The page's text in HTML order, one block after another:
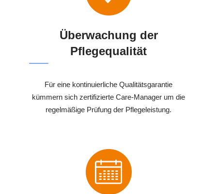
Überwachung der
Pflegequalität
Für eine kontinuierliche Qualitätsgarantie
kümmern sich zertifizierte Care-Manager um die
regelmäßige Prüfung der Pflegeleistung.